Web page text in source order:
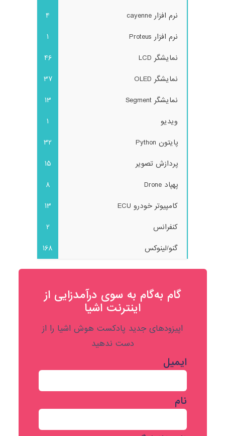
نرم افزار cayenne
4
نرم افزار Proteus
1
نمایشگر LCD
46
نمایشگر OLED
37
نمایشگر Segment
13
ویدیو
1
پایتون Python
32
پردازش تصویر
15
پهپاد Drone
8
کامپیوتر خودرو ECU
13
کنفرانس
2
گنو/لینوکس
168
گام به‌گام به‌ سوی درآمدزایی از
اینترنت اشیا
اپیزودهای جدید پادکست هوش اشیا را از
دست ندهید
ایمیل
نام